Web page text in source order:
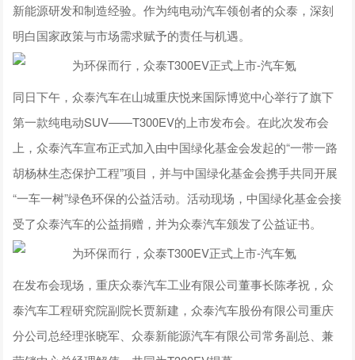
新能源研发和制造经验。作为纯电动汽车领创者的众泰，深刻
明白国家政策与市场需求赋予的责任与机遇。
同日下午，众泰汽车在山城重庆悦来国际博览中心举行了旗下
第一款纯电动SUV——T300EV的上市发布会。在此次发布会
上，众泰汽车宣布正式加入由中国绿化基金会发起的“一带一路
胡杨林生态保护工程”项目，并与中国绿化基金会携手共同开展
“一车一树”绿色环保的公益活动。活动现场，中国绿化基金会接
受了众泰汽车的公益捐赠，并为众泰汽车颁发了公益证书。
在发布会现场，重庆众泰汽车工业有限公司董事长陈孝祝，众
泰汽车工程研究院副院长贾新建，众泰汽车股份有限公司重庆
分公司总经理张晓军、众泰新能源汽车有限公司常务副总、兼